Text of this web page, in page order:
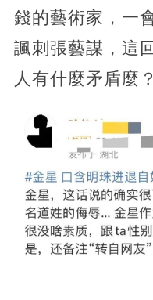
錢的藝術家，一
諷刺張藝謀，這
人有什麼矛盾麼？